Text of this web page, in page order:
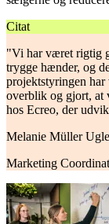
Citat
"Vi har været rigtig
trygge hænder, og
projektstyringen
overblik og gjort, at
hos Ecreo, der
Melanie Müller
Marketing